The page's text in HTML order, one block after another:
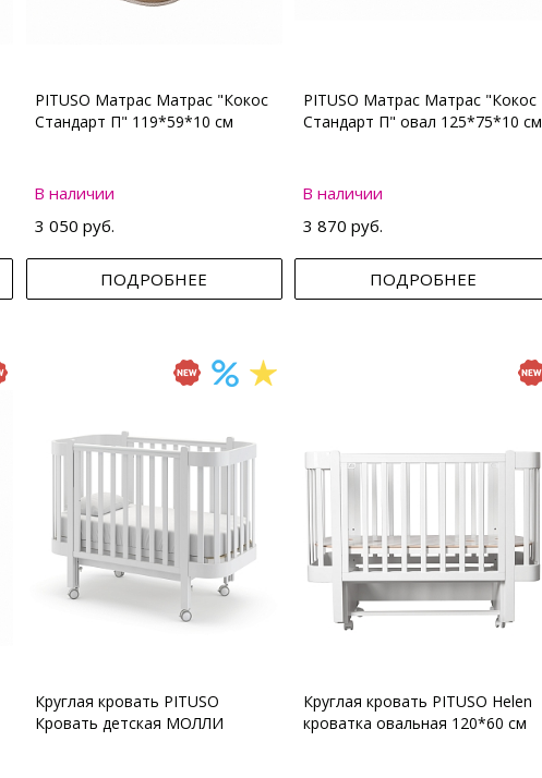
PITUSO Матрас Матрас "Кокос
Стандарт П" 119*59*10 см
В наличии
3 050 руб.
ПОДРОБНЕЕ
PITUSO Матрас Матрас "Кокос
Стандарт П" овал 125*75*10 см
В наличии
3 870 руб.
ПОДРОБНЕЕ
Круглая кровать PITUSO
Кровать детская МОЛЛИ
Круглая кровать PITUSO Helen
кроватка овальная 120*60 см